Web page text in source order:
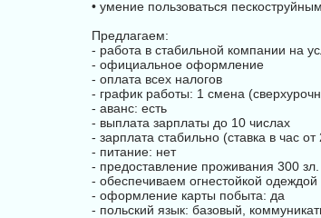
• умение пользоваться
Предлагаем:
- работа в стабильной компании на
- официальное оформление
- оплата всех налогов
- график работы: 1 смена
- аванс: есть
- выплата зарплаты до 10 числах
- зарплата стабильно (ставка в час от
- питание: нет
- предоставление проживания 300 зл.
- обеспечиваем огнестойкой одеждой
- оформление карты побыта: да
- польский язык: базовый,